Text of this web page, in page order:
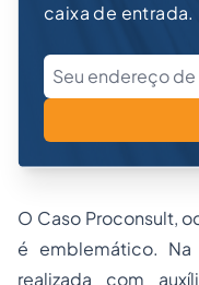
caixa de entrada.
O Caso Proconsult,
é emblemático.
realizada com